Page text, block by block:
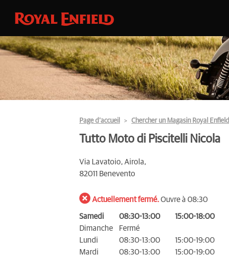
Page d’accueil Chercher un Magasin Royal Enfield
Tutto Moto di Piscitelli Nicola
Via Lavatoio, Airola,
82011 Benevento
Actuellement fermé.Ouvre à 08:30
Samedi 08:30-13:00
15:00-18:00
Dimanche
Fermé
Lundi
08:30-13:00
15:00-19:00
Mardi
08:30-13:00
15:00-19:00